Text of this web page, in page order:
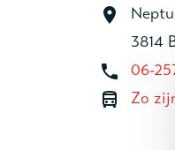
3814
06-
Zo